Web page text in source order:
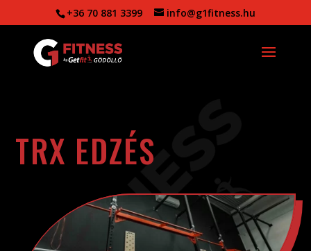
+36 70 881 3399 info@g1fitness.hu
TRX EDZÉS